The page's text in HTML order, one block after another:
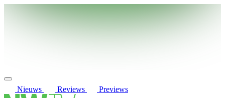
Nieuws Reviews Previews